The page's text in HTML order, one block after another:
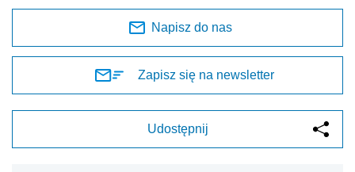
Napisz do nas
Zapisz się na newsletter
Udostępnij